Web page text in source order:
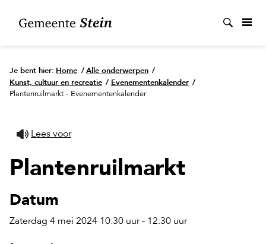
Je bent hier: Home / Alle onderwerpen /
Kunst, cultuur en recreatie / Evenementenkalender /
Plantenruilmarkt - Evenementenkalender
Lees voor
Plantenruilmarkt
Datum
Zaterdag 4 mei 2024 10:30 uur - 12:30 uur